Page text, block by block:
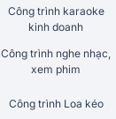
Công trình karaoke
kinh doanh
Công trình nghe nhạc,
xem phim
Công trình Loa kéo